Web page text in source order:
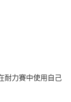
銀行
商業銀行
耐力賽中使用自己